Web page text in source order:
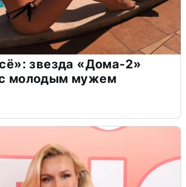
звезда «Дома-2»
молодым мужем